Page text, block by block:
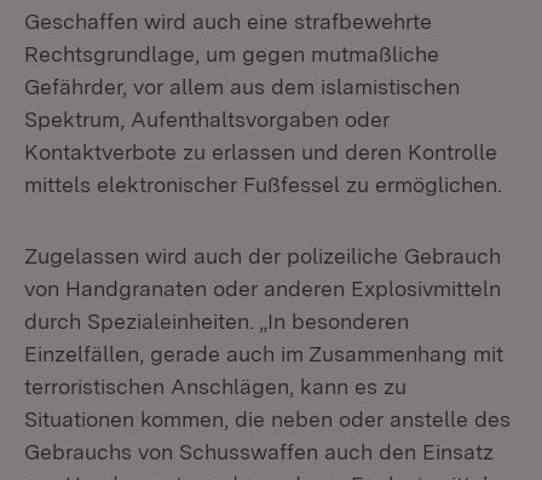
Geschaffen wird auch eine strafbewehrte
Rechtsgrundlage, um gegen mutmaßliche
Gefährder, vor allem aus dem islamistischen
Spektrum, Aufenthaltsvorgaben oder
Kontaktverbote zu erlassen und deren Kontrolle
mittels elektronischer Fußfessel zu ermöglichen.
Zugelassen wird auch der polizeiliche Gebrauch
von Handgranaten oder anderen Explosivmitteln
durch Spezialeinheiten. „In besonderen
Einzelfällen, gerade auch im Zusammenhang mit
terroristischen Anschlägen, kann es zu
Situationen kommen, die neben oder anstelle des
Gebrauchs von Schusswaffen auch den Einsatz